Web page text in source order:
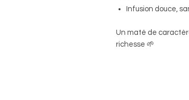
Infusion douce,
Un maté de
richesse 🌱